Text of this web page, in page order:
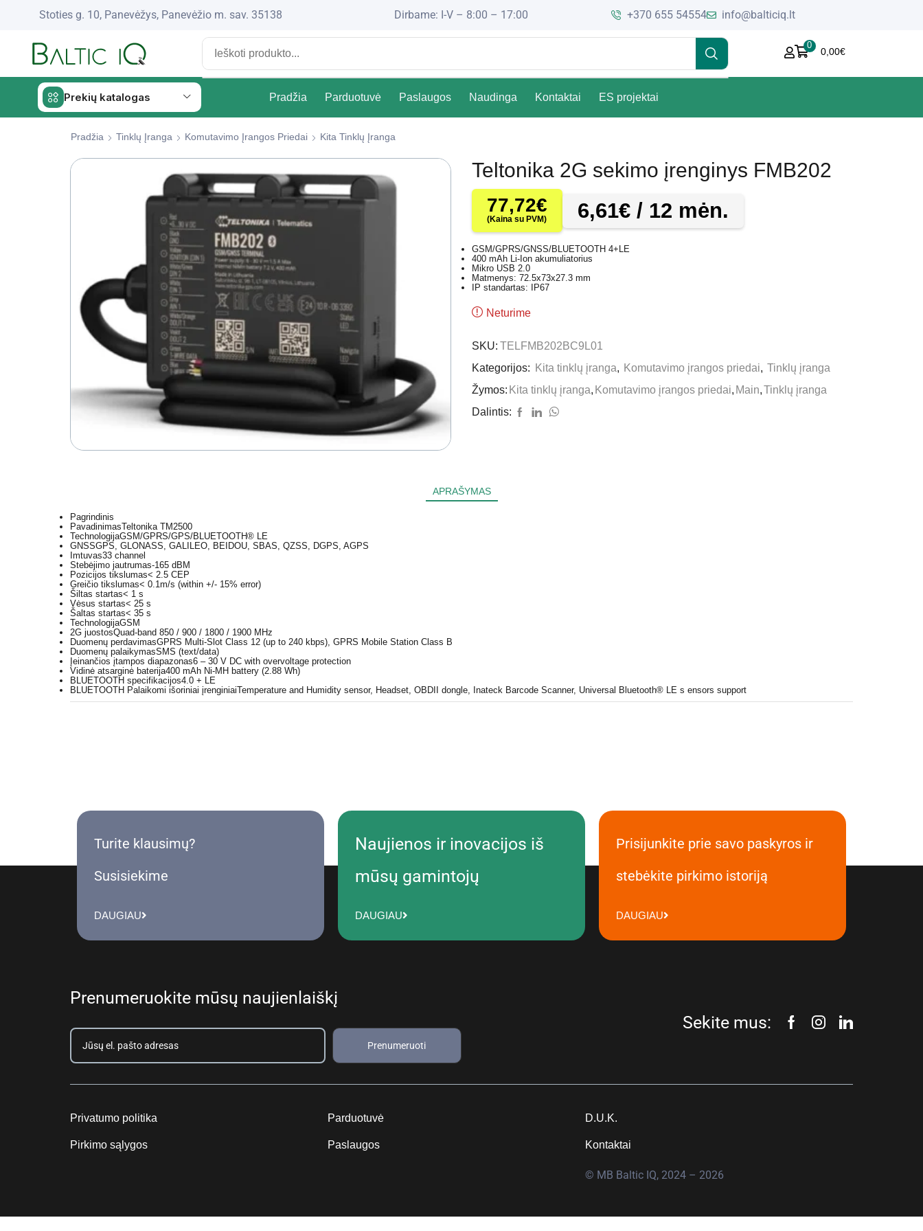
Stoties g. 10, Panevėžys, Panevėžio m. sav. 35138 Dirbame: I-V – 8:00 – 17:00 +370 655 54554 info@balticiq.lt
0
0,00€
Prekių katalogas Pradžia Parduotuvė Paslaugos Naudinga Kontaktai ES projektai
Pradžia Tinklų Įranga Komutavimo Įrangos Priedai Kita Tinklų Įranga
Teltonika 2G sekimo įrenginys FMB202
77,72€
(Kaina su PVM) 6,61€ / 12 mėn.
GSM/GPRS/GNSS/BLUETOOTH 4+LE
400 mAh Li-Ion akumuliatorius
Mikro USB 2.0
Matmenys: 72.5x73x27.3 mm
IP standartas: IP67
Neturime
SKU: TELFMB202BC9L01
Kategorijos:
Kita tinklų įranga, Komutavimo įrangos priedai, Tinklų įranga
Žymos: Kita tinklų įranga, Komutavimo įrangos priedai, Main,Tinklų įranga
Dalintis:
APRAŠYMAS
Pagrindinis
PavadinimasTeltonika TM2500
TechnologijaGSM/GPRS/GPS/BLUETOOTH® LE
GNSSGPS, GLONASS, GALILEO, BEIDOU, SBAS, QZSS, DGPS, AGPS
Imtuvas33 channel
Stebėjimo jautrumas-165 dBM
Pozicijos tikslumas< 2.5 CEP
Greičio tikslumas< 0.1m/s (within +/- 15% error)
Šiltas startas< 1 s
Vėsus startas< 25 s
Šaltas startas< 35 s
TechnologijaGSM
2G juostosQuad-band 850 / 900 / 1800 / 1900 MHz
Duomenų perdavimasGPRS Multi-Slot Class 12 (up to 240 kbps), GPRS Mobile Station Class B
Duomenų palaikymasSMS (text/data)
Įeinančios įtampos diapazonas6 – 30 V DC with overvoltage protection
Vidinė atsarginė baterija400 mAh Ni-MH battery (2.88 Wh)
BLUETOOTH specifikacijos4.0 + LE
BLUETOOTH Palaikomi išoriniai įrenginiaiTemperature and Humidity sensor, Headset, OBDII dongle, Inateck Barcode Scanner, Universal Bluetooth® LE s ensors support
Turite klausimų?
Susisiekime
DAUGIAU
Naujienos ir inovacijos iš
mūsų gamintojų
DAUGIAU
Prisijunkite prie savo paskyros ir
stebėkite pirkimo istoriją
DAUGIAU
Prenumeruokite mūsų naujienlaiškį
Prenumeruoti
Sekite mus:
Privatumo politika
Pirkimo sąlygos
Parduotuvė
Paslaugos
D.U.K.
Kontaktai
© MB Baltic IQ, 2024 – 2026